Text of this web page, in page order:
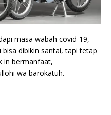
masa wabah covid-19,
dibikin santai, tapi tetap
in bermanfaat,
wa barokatuh.